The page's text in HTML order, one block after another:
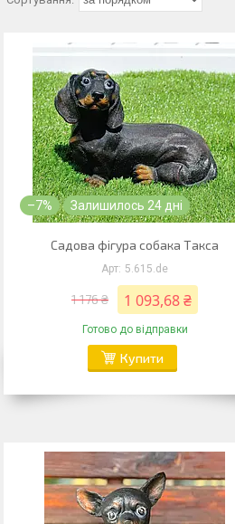
–7% Залишилось 24 дні
Садова фігура собака Такса
5.615.de
1 176 ₴ 1 093,68 ₴
Готово до відправки
Купити